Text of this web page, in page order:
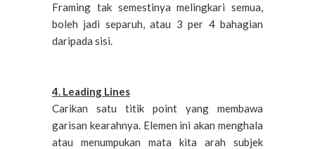
Framing tak semestinya melingkari semua,
boleh jadi separuh, atau 3 per 4 bahagian
daripada sisi.
4. Leading Lines
Carikan satu titik point yang membawa
garisan kearahnya. Elemen ini akan menghala
atau menumpukan mata kita arah subjek